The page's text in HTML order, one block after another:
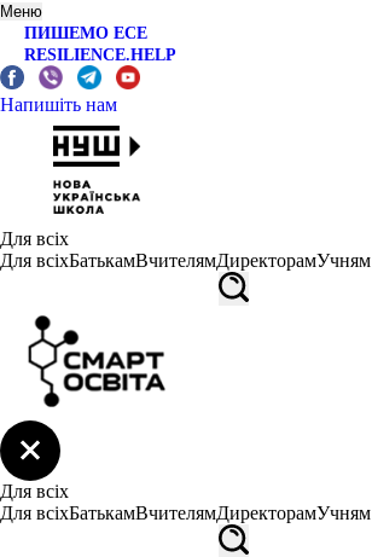
Меню
ПИШЕМО ЕСЕ
RESILIENCE.HELP
Напишіть нам
Для всіх
Для всіхБатькамВчителямДиректорамУчням
Для всіх
Для всіхБатькамВчителямДиректорамУчням